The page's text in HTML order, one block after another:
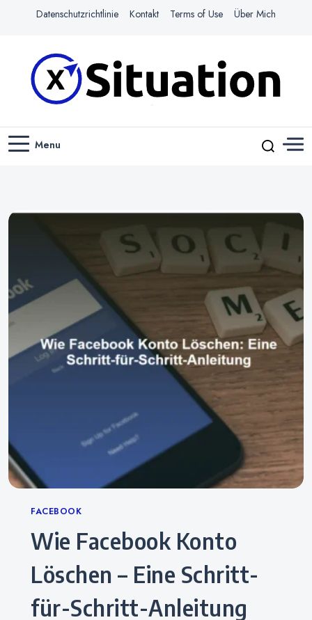
Datenschutzrichtlinie Kontakt Terms of Use Über Mich
X-SITUATION
Menu
Categories
FACEBOOK
Wie Facebook Konto
Löschen – Eine Schritt-
für-Schritt-Anleitung